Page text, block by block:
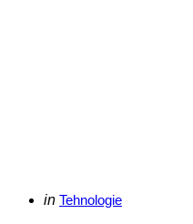
Categories
Posted
in Tehnologie